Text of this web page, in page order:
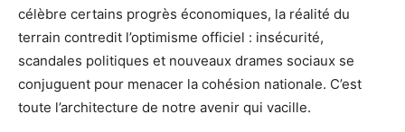
célèbre certains progrès économiques, la réalité du
terrain contredit l’optimisme officiel : insécurité,
scandales politiques et nouveaux drames sociaux se
conjuguent pour menacer la cohésion nationale. C’est
toute l’architecture de notre avenir qui vacille.